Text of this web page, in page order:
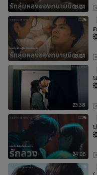
13:01
13:01
23:38
24:06